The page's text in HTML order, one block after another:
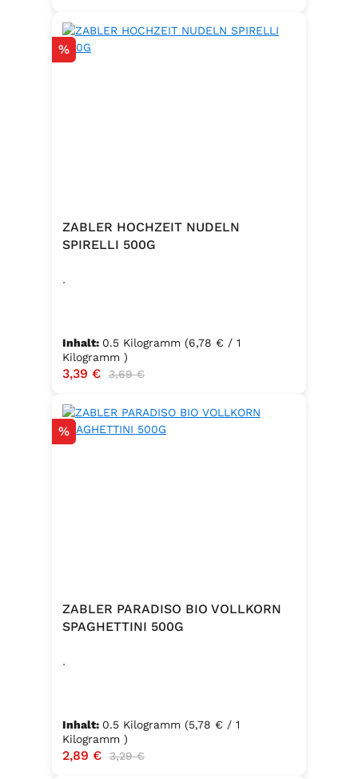
Rabatt
%
ZABLER HOCHZEIT NUDELN
SPIRELLI 500G
.
Inhalt: 0.5 Kilogramm (6,78 € / 1
Kilogramm )
Verkaufspreis:
3,39 € Regulärer Preis:
3,69 €
Rabatt
%
ZABLER PARADISO BIO VOLLKORN
SPAGHETTINI 500G
.
Inhalt: 0.5 Kilogramm (5,78 € / 1
Kilogramm )
Verkaufspreis:
2,89 € Regulärer Preis:
3,29 €